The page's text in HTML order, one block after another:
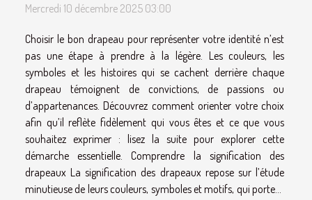
Mercredi 10 décembre 2025 03:00
Choisir le bon drapeau pour représenter votre identité n’est
pas une étape à prendre à la légère. Les couleurs, les
symboles et les histoires qui se cachent derrière chaque
drapeau témoignent de convictions, de passions ou
d’appartenances. Découvrez comment orienter votre choix
afin qu’il reflète fidèlement qui vous êtes et ce que vous
souhaitez exprimer : lisez la suite pour explorer cette
démarche essentielle. Comprendre la signification des
drapeaux La signification des drapeaux repose sur l’étude
minutieuse de leurs couleurs, symboles et motifs, qui portent